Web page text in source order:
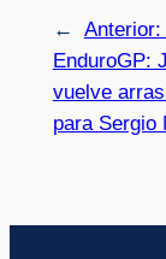
← Anterior:
EnduroGP:
vuelve
para Sergio